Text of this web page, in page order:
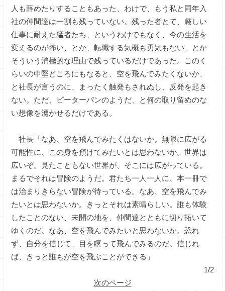
人も辞めたりすることもあった、わけで、もう私と同年入
社の仲間達は一割も残っていない。残った者とて、厳しい
仕事に耐えた猛者たち、というわけでもなく、今の生活を
変えるのが怖い、とか、転職する気概も勇気もない、とか
そういう消極的な理由で残っているだけであった。このく
らいの中堅どころにもなると、空を飛んでみたくないか、
と社長が言うのに、まったく触発もされぬし、反発を起き
ない。ただ、ピーターパンのようだ、と何の取り留めのな
い想像を湧かせるだけである。
社長「なあ、空を飛んでみたくはないか。無限に広がる
可能性に、この身を預けてみたいとは思わないか。世界は
広いぞ。見たこともない世界が、そこには広がっている。
まるでそれは冒険のようだ。君たち一人一人に、本一冊で
は治まりきらない冒険が待っている。なあ、空を飛んでみ
たいとは思わないか。きっとそれは素晴らしい。誰も体験
したことのない、未開の地を、仲間達とともに切り拓いて
ゆくのだ。なあ、空を飛んでみたいと思わないか。恐れ
ず、自分を信じて、目を瞑って飛んでみるのだ。信じれ
ば、きっと誰もが空を飛ぶことができる」
1/2
次のページ